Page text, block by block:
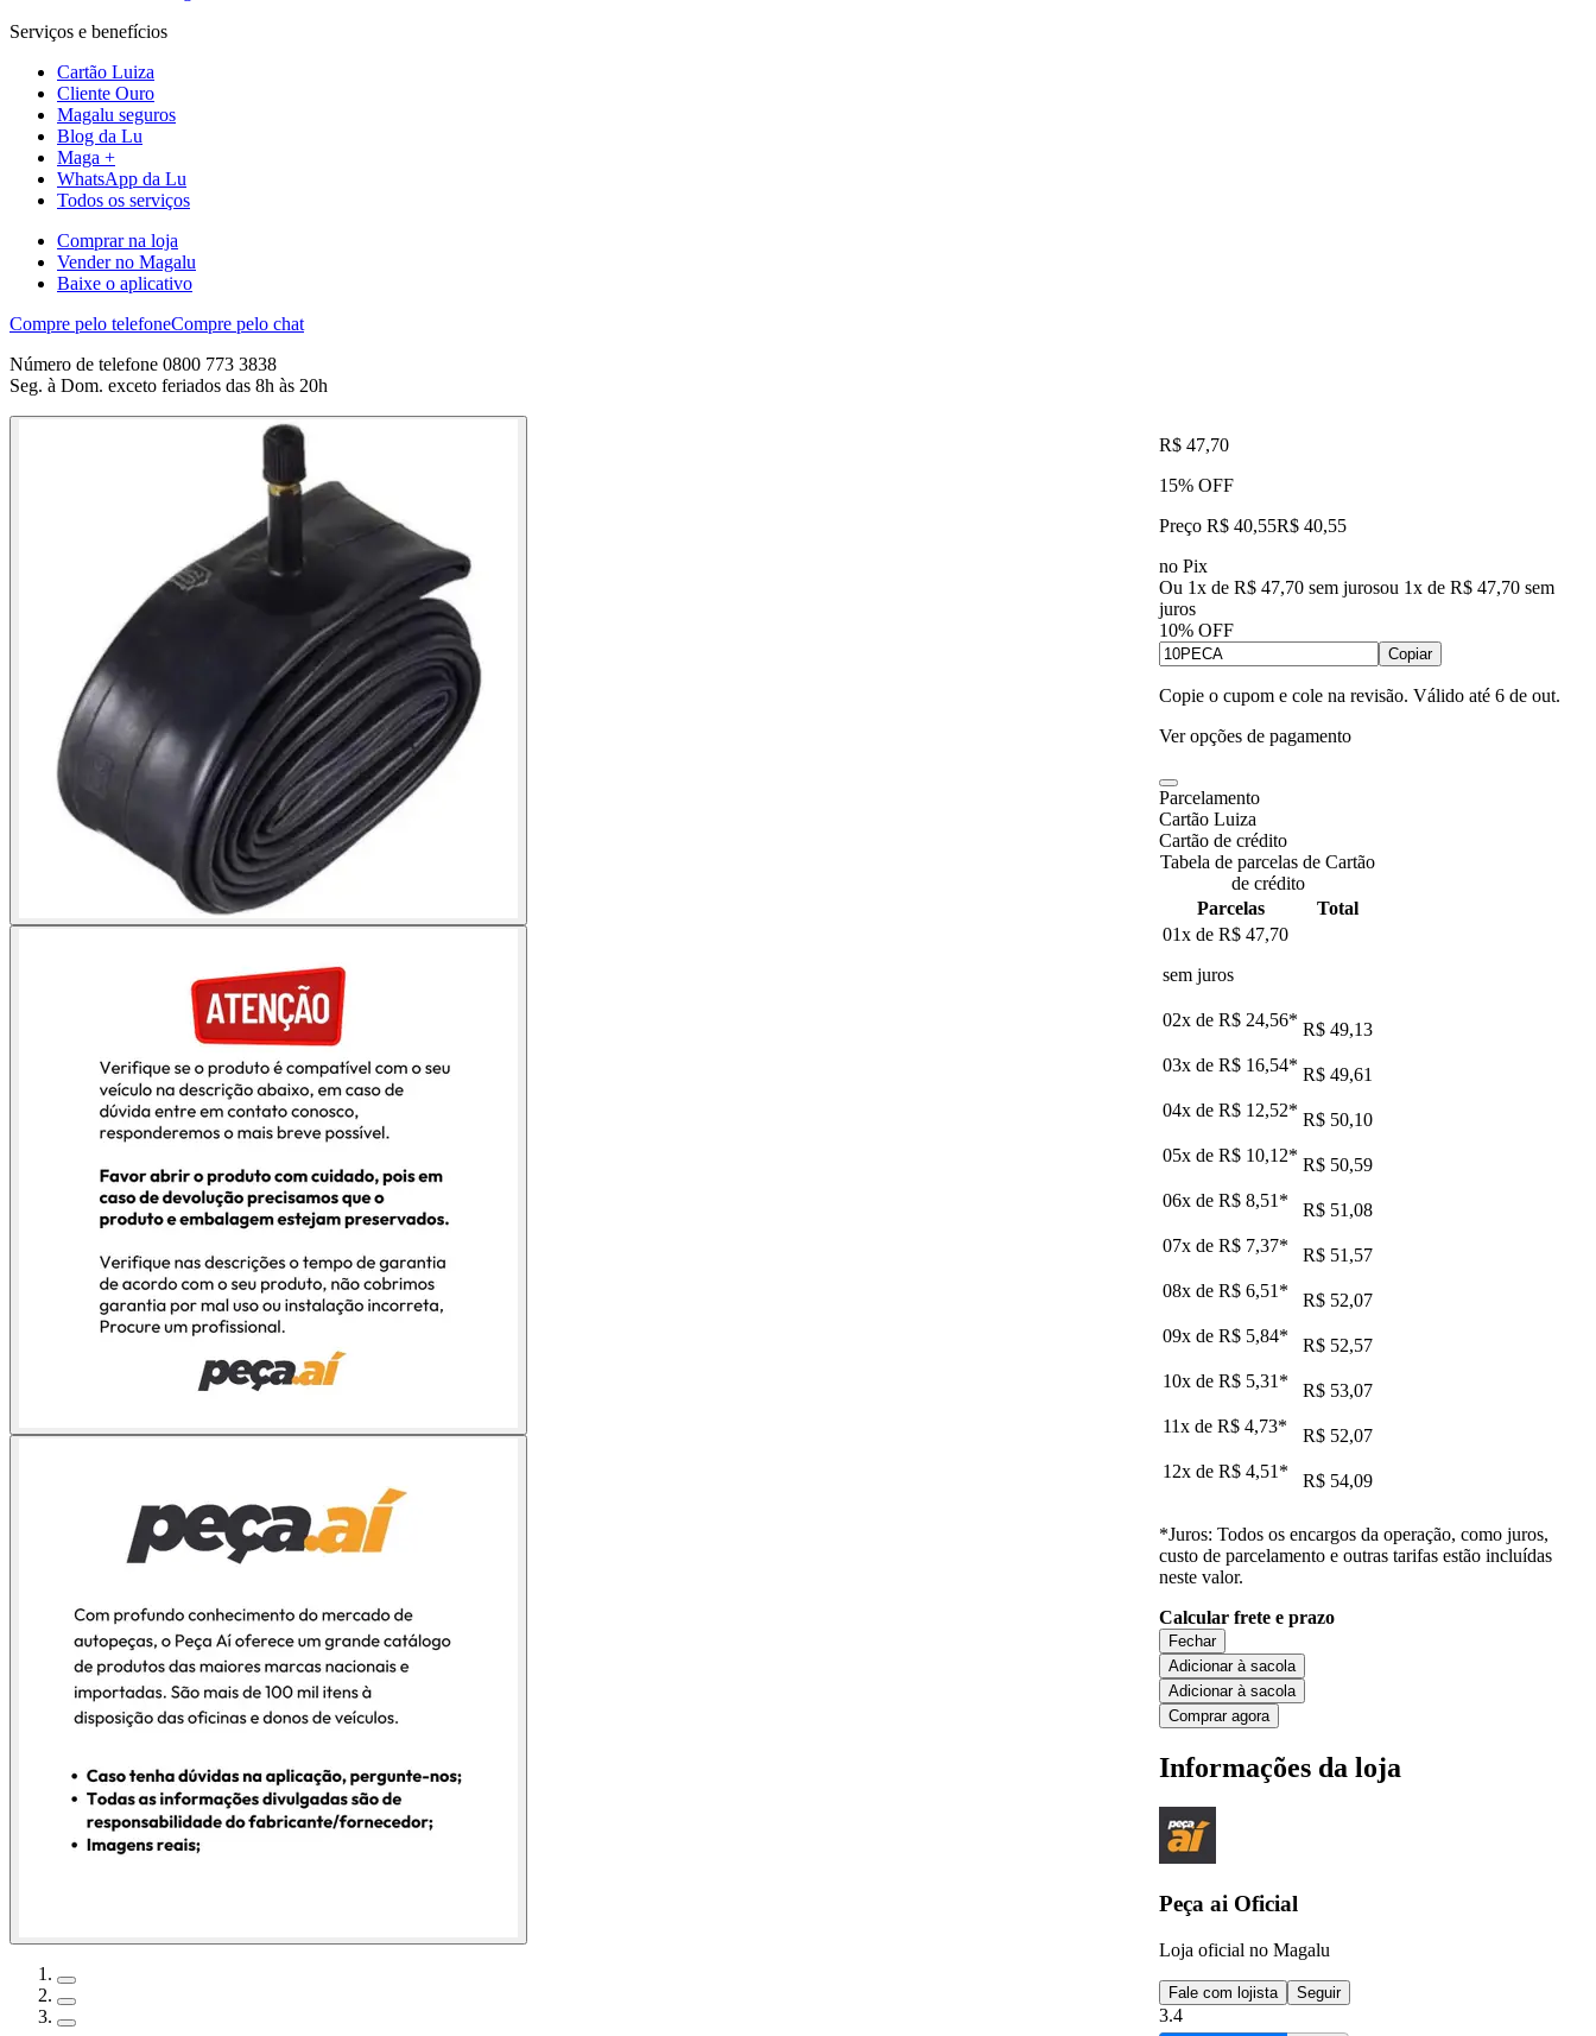
Serviços e benefícios
Cartão Luiza
Cliente Ouro
Magalu seguros
Blog da Lu
Maga +
WhatsApp da Lu
Todos os serviços
Comprar na loja
Vender no Magalu
Baixe o aplicativo
Compre pelo telefoneCompre pelo chat
Número de telefone 0800 773 3838
Seg. à Dom. exceto feriados das 8h às 20h
R$ 47,70
15% OFF
Preço R$ 40,55R$ 40,55
no Pix
Ou 1x de R$ 47,70 sem jurosou 1x de R$ 47,70 sem
juros
10% OFF
Copiar
Copie o cupom e cole na revisão. Válido até 6 de out.
Ver opções de pagamento
Parcelamento
Cartão Luiza
Cartão de crédito
Tabela de parcelas de Cartão
de crédito
Parcelas
Total
01x de R$ 47,70
sem juros
02x de R$ 24,56* R$ 49,13
03x de R$ 16,54* R$ 49,61
04x de R$ 12,52* R$ 50,10
05x de R$ 10,12* R$ 50,59
06x de R$ 8,51 *
R$ 51,08
07x de R$ 7,37*
R$ 51,57
08x de R$ 6,51 *
R$ 52,07
09x de R$ 5,84*
R$ 52,57
10x de R$ 5,31 *
R$ 53,07
11x de R$ 4,73*
R$ 52,07
12x de R$ 4,51 * R$ 54,09
*Juros: Todos os encargos da operação, como juros,
custo de parcelamento e outras tarifas estão incluídas
neste valor.
Calcular frete e prazo
Fechar
Adicionar à sacola
Adicionar à sacola
Comprar agora
Informações da loja
Peça ai Oficial
Loja oficial no Magalu
Fale com lojista Seguir
3.4